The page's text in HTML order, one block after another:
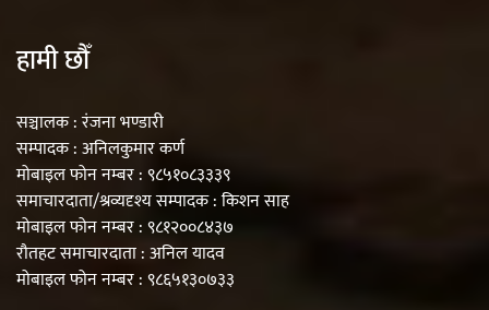
हामी छौँ
सञ्चालक : रंजना भण्डारी
सम्पादक : अनिलकुमार कर्ण
मोबाइल फोन नम्बर : ९८५१०८३३३९
समाचारदाता/श्रव्यदृश्य सम्पादक : किशन साह
मोबाइल फोन नम्बर : ९८१२००८४३७
रौतहट समाचारदाता : अनिल यादव
मोबाइल फोन नम्बर : ९८६५१३०७३३